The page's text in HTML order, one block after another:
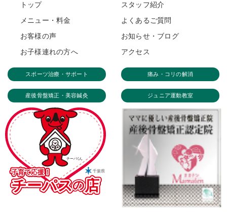
トップ
スタッフ紹介
メニュー・料金
よくあるご質問
お客様の声
お知らせ・ブログ
お子様連れの方へ
アクセス
スポーツ治療・サポート 痛み・コリの解消
産後骨盤矯正・美容鍼灸 ジュニア運動教室